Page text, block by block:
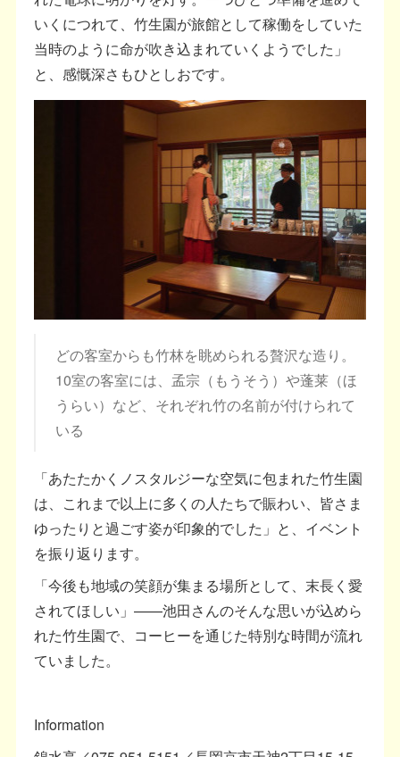
いくにつれて、竹生園が旅館として稼働をしていた
当時のように命が吹き込まれていくようでした」
と、感慨深さもひとしおです。
どの客室からも竹林を眺められる贅沢な造り。
10室の客室には、孟宗（もうそう）や蓬莱（ほ
うらい）など、それぞれ竹の名前が付けられて
いる
「あたたかくノスタルジーな空気に包まれた竹生園
は、これまで以上に多くの人たちで賑わい、皆さま
ゆったりと過ごす姿が印象的でした」と、イベント
を振り返ります。
「今後も地域の笑顔が集まる場所として、末長く愛
されてほしい」——池田さんのそんな思いが込めら
れた竹生園で、コーヒーを通じた特別な時間が流れ
ていました。
Information